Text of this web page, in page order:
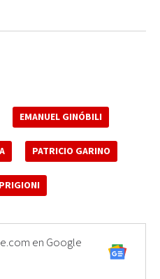
EMANUEL GINÓBILI
PATRICIO GARINO
en Google